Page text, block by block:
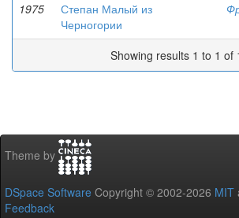
1975
Степан Малый из
Черногории
Showing results 1 to 1 of
Theme by
DSpace Software Copyright © 2002-2026 MIT
Feedback